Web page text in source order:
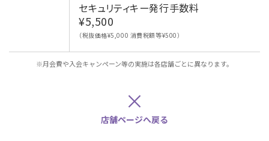
セキュリティキー発行手数料
¥5,500
（税抜価格¥5,000 消費税額等¥500）
※月会費や入会キャンペーン等の実施は各店舗ごとに異なります。
×
店舗ページへ戻る